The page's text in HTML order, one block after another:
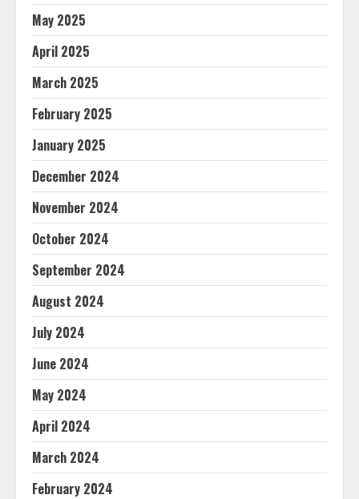
May 2025
April 2025
March 2025
February 2025
January 2025
December 2024
November 2024
October 2024
September 2024
August 2024
July 2024
June 2024
May 2024
April 2024
March 2024
February 2024